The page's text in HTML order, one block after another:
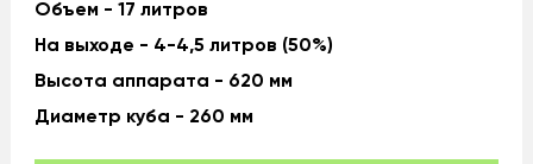
Объем - 17 литров
На выходе - 4-4,5 литров (50%)
Высота аппарата - 620 мм
Диаметр куба - 260 мм